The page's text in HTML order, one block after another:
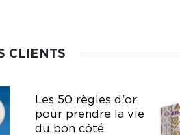
CLIENTS
Les 50 règles d'or
pour prendre la vie
du bon côté